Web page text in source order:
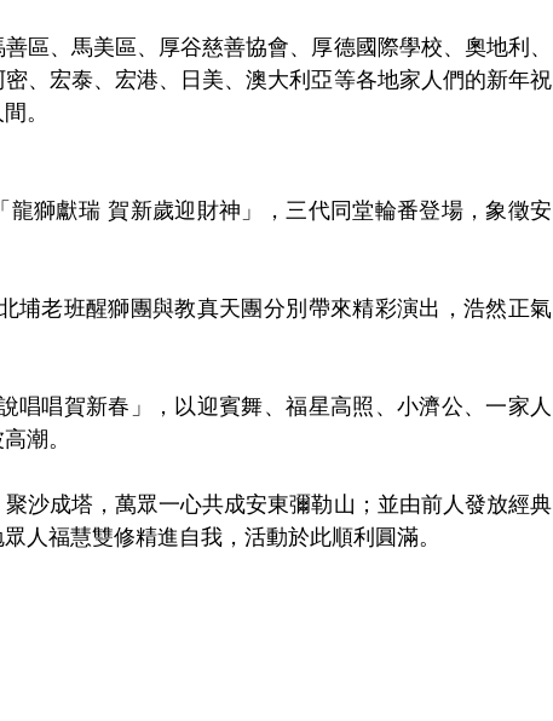
區、馬美區、厚谷慈善協會、厚德國際學校、奧地利、
、宏泰、宏港、日美、澳大利亞等各地家人們的新年祝
。
獅獻瑞 賀新歲迎財神」，三代同堂輪番登場，象徵安
埔老班醒獅團與教真天團分別帶來精彩演出，浩然正氣
唱唱賀新春」，以迎賓舞、福星高照、小濟公、一家人
潮。
沙成塔，萬眾一心共成安東彌勒山；並由前人發放經典
人福慧雙修精進自我，活動於此順利圓滿。